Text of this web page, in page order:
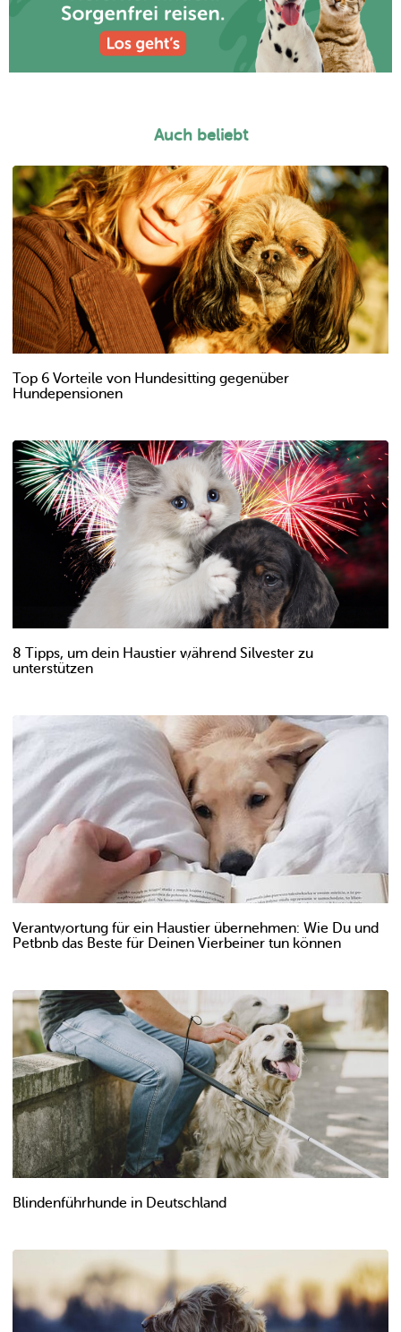
Auch beliebt
Top 6 Vorteile von Hundesitting gegenüber
Hundepensionen
8 Tipps, um dein Haustier während Silvester zu
unterstützen
Verantwortung für ein Haustier übernehmen: Wie Du und
Petbnb das Beste für Deinen Vierbeiner tun können
Blindenführhunde in Deutschland